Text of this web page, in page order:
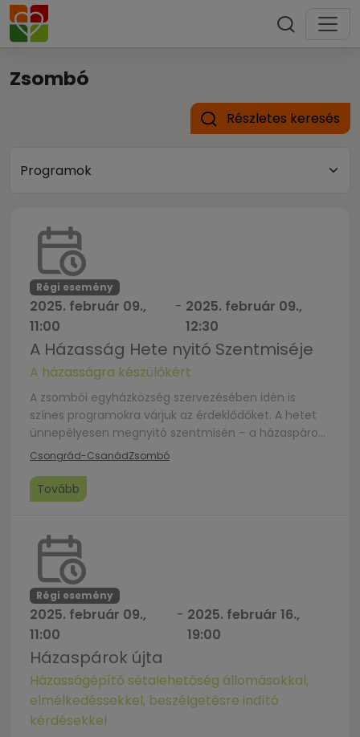
Zsombó
Részletes keresés
Régi esemény
2025. február 09.,
11:00
- 2025. február 09.,
12:30
A Házasság Hete nyitó Szentmiséje
A házasságra készülőkért
A zsombói egyházközség szervezésében idén is
színes programokra várjuk az érdeklődőket. A hetet
ünnepélyesen megnyitó szentmisén – a házaspárok
felolvasásán és a Jelenlét Zenekar zenei szolgálatán
mottójához kapcsolódóan. Szeretettel várjuk a
környékbelieket a zsombói Kisboldogasszony
Csongrád-CsanádZsombó
Tovább
Régi esemény
2025. február 09.,
11:00
- 2025. február 16.,
19:00
Házaspárok újta
Házasságépítő sétalehetőség állomásokkal,
elmélkedéssekkel, beszélgetésre indító
kérdésekkel